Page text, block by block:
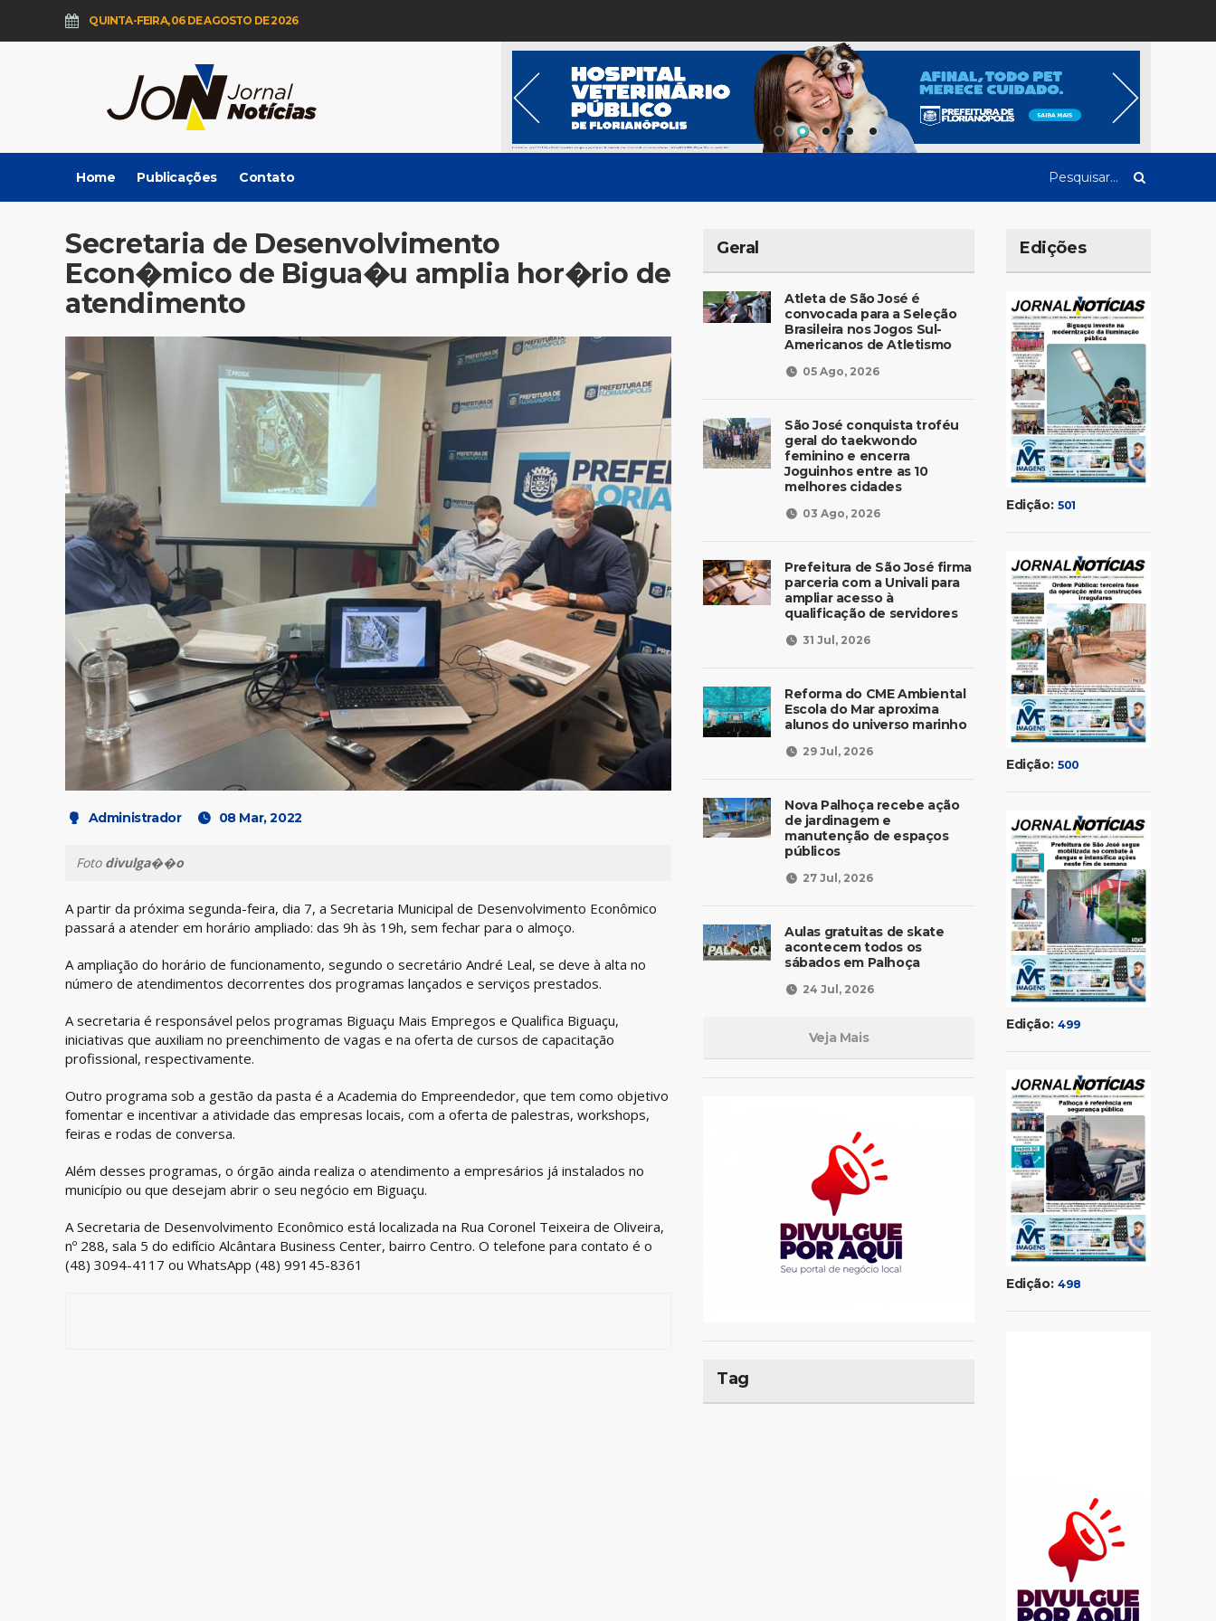
QUINTA-FEIRA, 06 DE AGOSTO DE 2026
Home Publicações Contato
Secretaria de Desenvolvimento
Econ�mico de Bigua�u amplia hor�rio de
atendimento
Administrador 08 Mar, 2022
Foto divulga��o
A partir da próxima segunda-feira, dia 7, a Secretaria Municipal de Desenvolvimento Econômico
passará a atender em horário ampliado: das 9h às 19h, sem fechar para o almoço.
A ampliação do horário de funcionamento, segundo o secretário André Leal, se deve à alta no
número de atendimentos decorrentes dos programas lançados e serviços prestados.
A secretaria é responsável pelos programas Biguaçu Mais Empregos e Qualifica Biguaçu,
iniciativas que auxiliam no preenchimento de vagas e na oferta de cursos de capacitação
profissional, respectivamente.
Outro programa sob a gestão da pasta é a Academia do Empreendedor, que tem como objetivo
fomentar e incentivar a atividade das empresas locais, com a oferta de palestras, workshops,
feiras e rodas de conversa.
Além desses programas, o órgão ainda realiza o atendimento a empresários já instalados no
município ou que desejam abrir o seu negócio em Biguaçu.
A Secretaria de Desenvolvimento Econômico está localizada na Rua Coronel Teixeira de Oliveira,
nº 288, sala 5 do edifício Alcântara Business Center, bairro Centro. O telefone para contato é o
(48) 3094-4117 ou WhatsApp (48) 99145-8361
Geral
Atleta de São José é
convocada para a Seleção
Brasileira nos Jogos Sul-
Americanos de Atletismo
05 Ago, 2026
São José conquista troféu
geral do taekwondo
feminino e encerra
Joguinhos entre as 10
melhores cidades
03 Ago, 2026
Prefeitura de São José firma
parceria com a Univali para
ampliar acesso à
qualificação de servidores
31 Jul, 2026
Reforma do CME Ambiental
Escola do Mar aproxima
alunos do universo marinho
29 Jul, 2026
Nova Palhoça recebe ação
de jardinagem e
manutenção de espaços
públicos
27 Jul, 2026
Aulas gratuitas de skate
acontecem todos os
sábados em Palhoça
24 Jul, 2026
Veja Mais
Tag
Edições
Edição: 501
Edição: 500
Edição: 499
Edição: 498